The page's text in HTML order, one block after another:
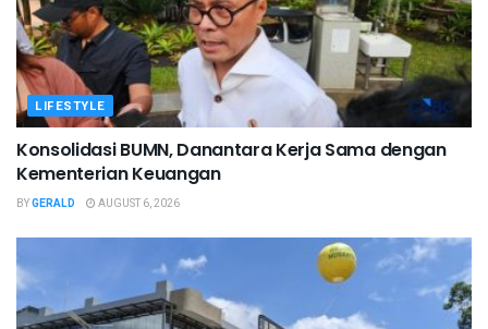
LIFESTYLE
Konsolidasi BUMN, Danantara Kerja Sama dengan
Kementerian Keuangan
BYGERALD AUGUST 6, 2026